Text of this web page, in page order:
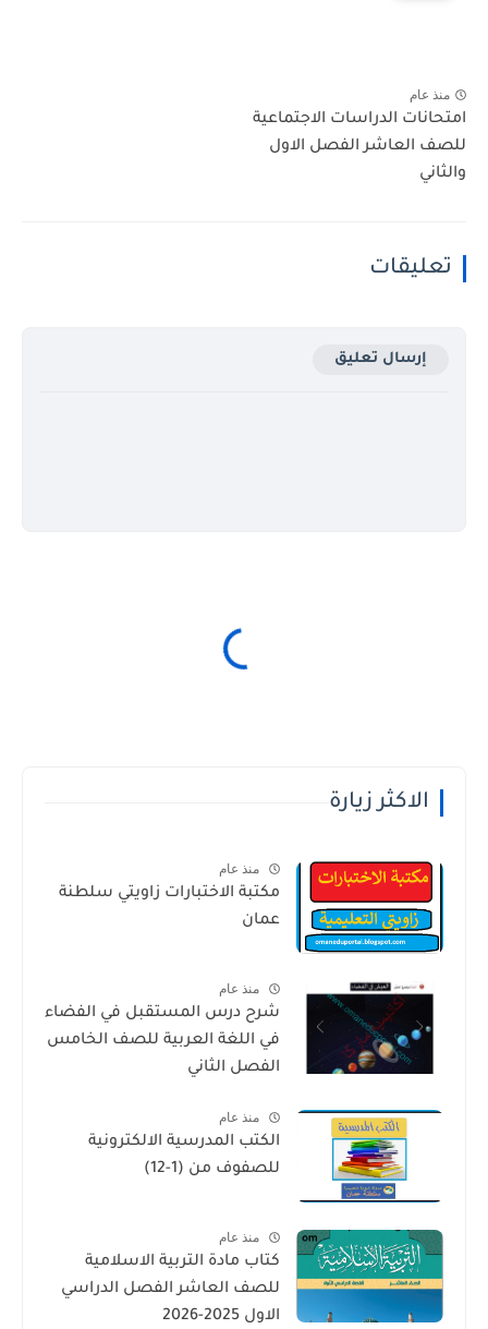
منذ عام
امتحانات الدراسات الاجتماعية
للصف العاشر الفصل الاول
والثاني
تعليقات
إرسال تعليق
الاكثر زيارة
منذ عام
مكتبة الاختبارات زاويتي سلطنة
عمان
منذ عام
شرح درس المستقبل في الفضاء
في اللغة العربية للصف الخامس
الفصل الثاني
منذ عام
الكتب المدرسية الالكترونية
للصفوف من (1-12)
منذ عام
كتاب مادة التربية الاسلامية
للصف العاشر الفصل الدراسي
الاول 2025-2026